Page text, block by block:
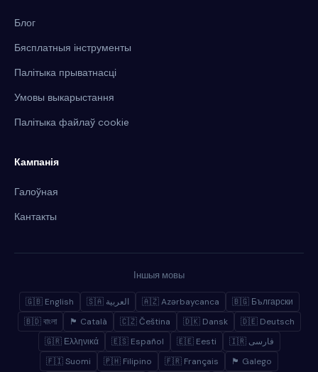
Блог
Бясплатныя інструменты
Палітыка прыватнасці
Умовы выкарыстання
Палітыка файлаў cookie
Кампанія
Галоўная
Кантакты
Іншыя мовы
🇬🇧 English 🇸🇦 العربية 🇦🇿 Azərbaycanca
🇧🇬 Български
🇧🇩 বাংলা
🏴 Català 🇨🇿 Čeština 🇩🇰 Dansk
🇩🇪 Deutsch
🇬🇷 Ελληνικά
🇪🇸 Español 🇪🇪 Eesti
🇮🇷 فارسی
🇫🇮 Suomi
🇵🇭 Filipino 🇫🇷 Français 🏴 Galego